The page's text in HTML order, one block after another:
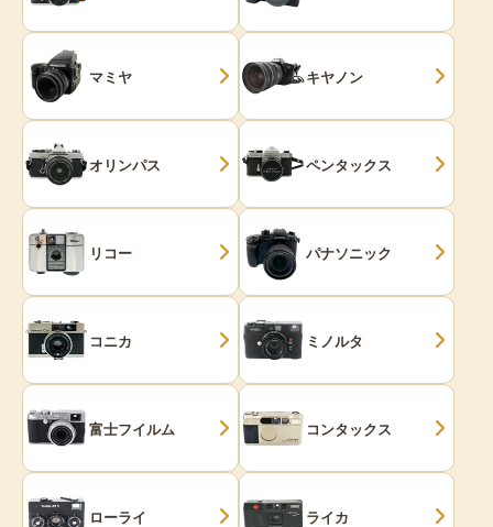
マミヤ キヤノン
オリンパス ペンタックス
リコー パナソニック
コニカ ミノルタ
富士フイルム コンタックス
ローライ ライカ